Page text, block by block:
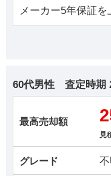
メーカー5年保証を
60代男性 査定時期
最高売却額
見
グレード